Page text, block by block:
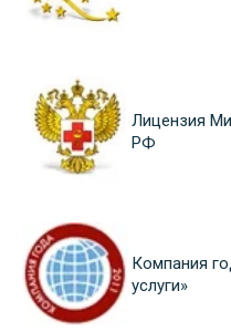
Лицензия
РФ
Компания
услуги»